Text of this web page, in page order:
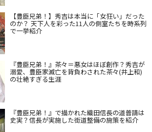
【豊臣兄弟！】秀吉は本当に「女狂い」だった
のか？ 天下人を彩った11人の側室たちを時系列
で一挙紹介
『豊臣兄弟！』茶々＝悪女はほぼ創作？秀吉が
溺愛、豊臣家滅亡を背負わされた茶々(井上和)
の壮絶すぎる生涯
『豊臣兄弟！』で描かれた織田信長の道普請は
史実？信長が実施した街道整備の施策を紹介